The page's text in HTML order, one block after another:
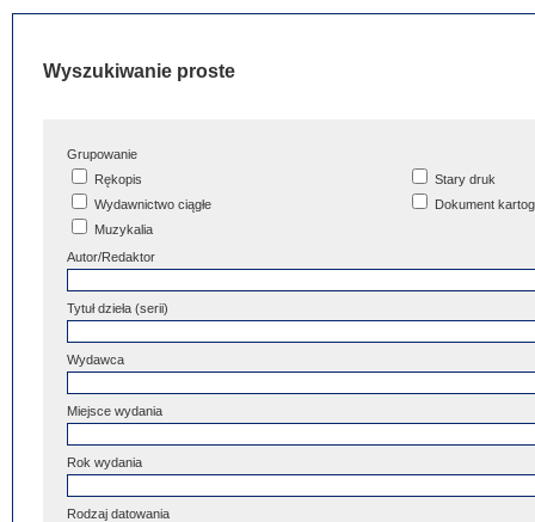
Wyszukiwanie proste
Grupowanie
Rękopis
Stary druk
Wydawnictwo ciągłe
Dokument
Muzykalia
Autor/Redaktor
Tytuł dzieła (serii)
Wydawca
Miejsce wydania
Rok wydania
Rodzaj datowania